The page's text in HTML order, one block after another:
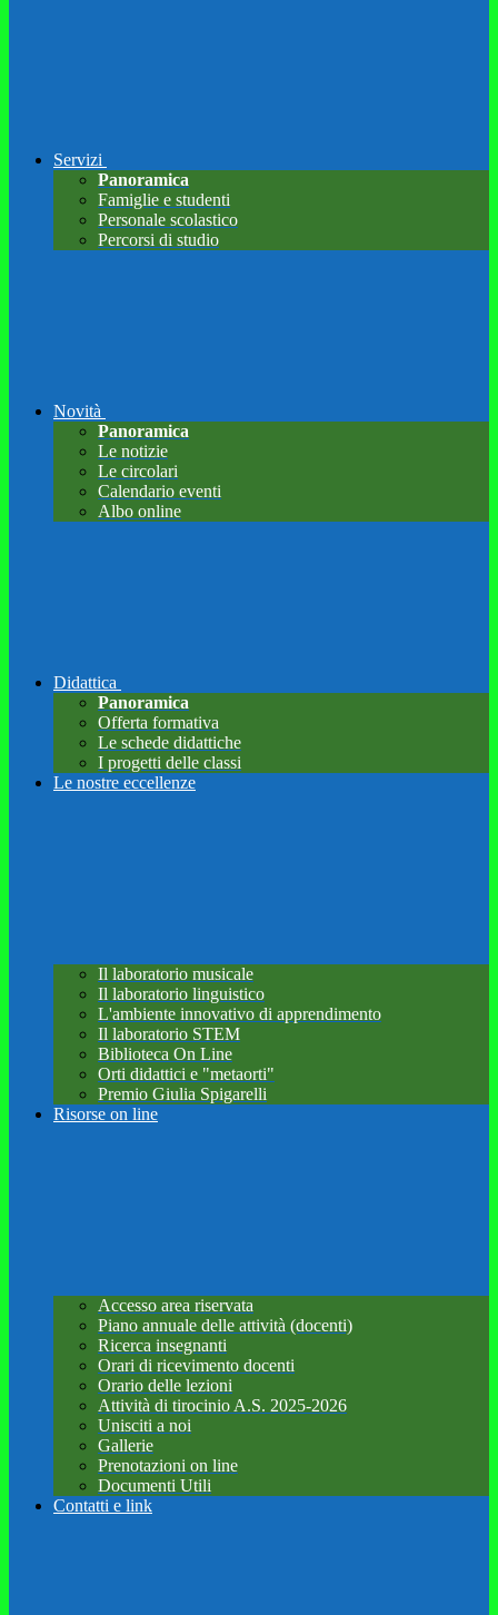
Servizi
Panoramica
Famiglie e studenti
Personale scolastico
Percorsi di studio
Novità
Panoramica
Le notizie
Le circolari
Calendario eventi
Albo online
Didattica
Panoramica
Offerta formativa
Le schede didattiche
I progetti delle classi
Le nostre eccellenze
Il laboratorio musicale
Il laboratorio linguistico
L'ambiente innovativo di apprendimento
Il laboratorio STEM
Biblioteca On Line
Orti didattici e "metaorti"
Premio Giulia Spigarelli
Risorse on line
Accesso area riservata
Piano annuale delle attività (docenti)
Ricerca insegnanti
Orari di ricevimento docenti
Orario delle lezioni
Attività di tirocinio A.S. 2025-2026
Unisciti a noi
Gallerie
Prenotazioni on line
Documenti Utili
Contatti e link